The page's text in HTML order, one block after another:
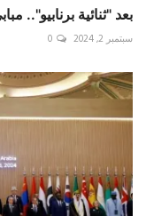
بعد "ثنائية برنابيو"..
سبتمبر 2, 2024 0